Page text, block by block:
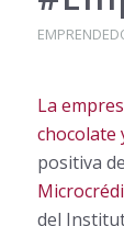
La
chocolate
positiva
del